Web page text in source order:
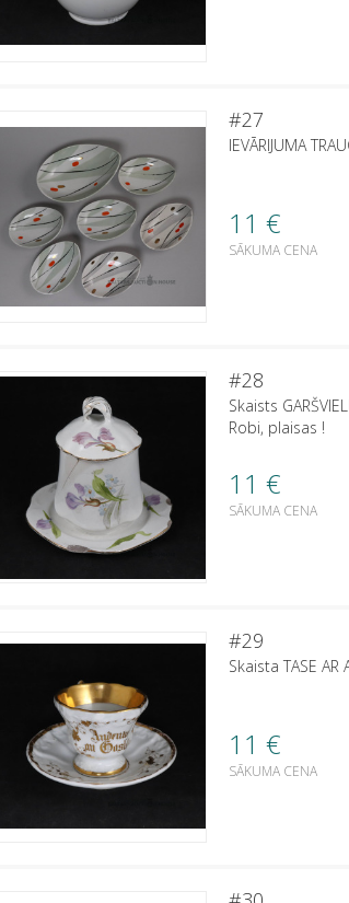
#27
IEVĀRIJUMA
11 €
SĀKUMA CENA
#28
Skaists
Robi, plaisas !
11 €
SĀKUMA CENA
#29
Skaista TASE
11 €
SĀKUMA CENA